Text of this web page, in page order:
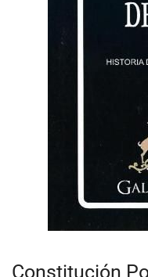
Constitución